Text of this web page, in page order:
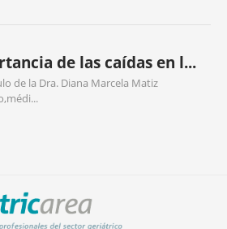
de las caídas en l...
de la Dra. Diana Marcela Matiz